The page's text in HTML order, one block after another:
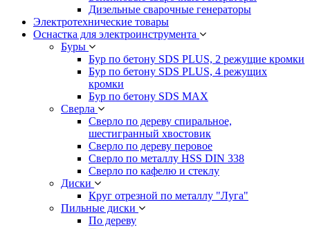
Дизельные сварочные генераторы
Электротехнические товары
Оснастка для электроинструмента
Буры
Бур по бетону SDS PLUS, 2 режущие кромки
Бур по бетону SDS PLUS, 4 режущих
кромки
Бур по бетону SDS MAX
Сверла
Сверло по дереву спиральное,
шестигранный хвостовик
Сверло по дереву перовое
Сверло по металлу HSS DIN 338
Сверло по кафелю и стеклу
Диски
Круг отрезной по металлу "Луга"
Пильные диски
По дереву